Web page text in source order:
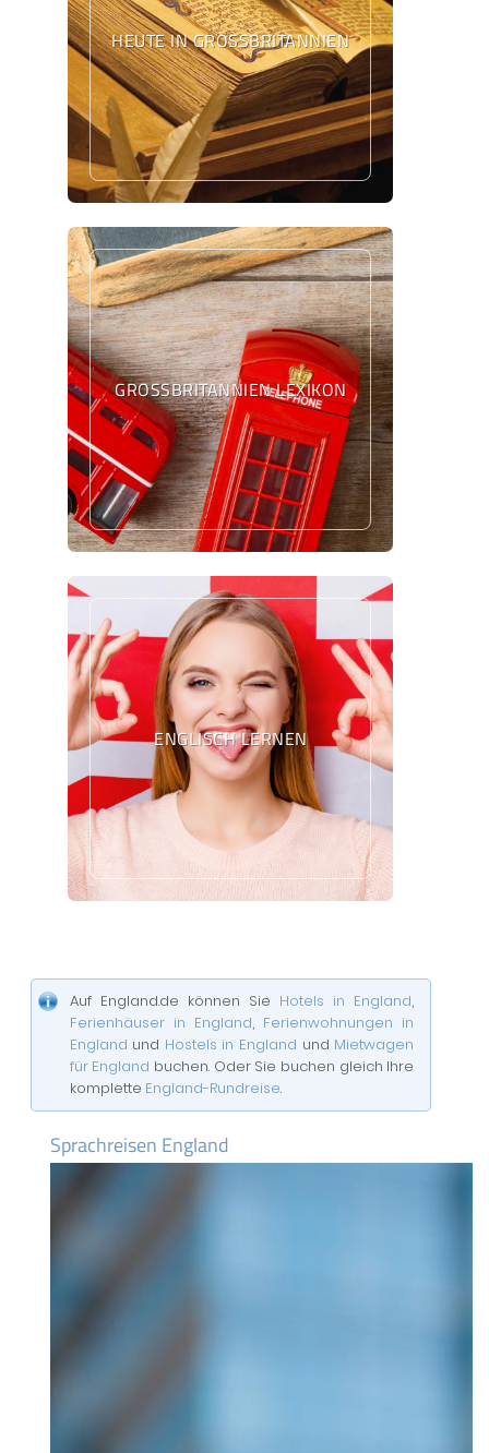
HEUTE IN GROSSBRITANNIEN
GROSSBRITANNIEN LEXIKON
ENGLISCH LERNEN
Auf England.de können Sie Hotels in England,
Ferienhäuser in England, Ferienwohnungen in
England und Hostels in England und Mietwagen
für England buchen. Oder Sie buchen gleich Ihre
komplette England-Rundreise.
Sprachreisen England